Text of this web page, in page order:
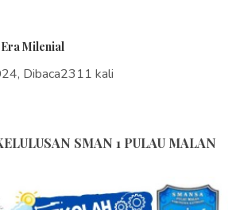
SMAN 1 PULAU MALAN
Milenial
Dibaca2311 kali